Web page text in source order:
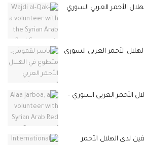
الأحمر العربي السوري
الأحمر العربي السوري
الأحمر العربي السوري –
لدى الهلال الأحمر